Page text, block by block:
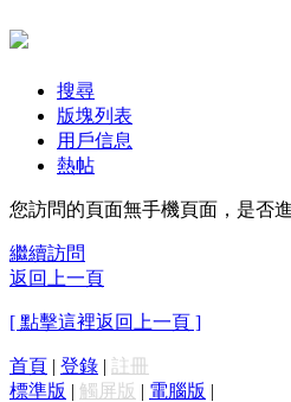
搜尋
版塊列表
用戶信息
熱帖
您訪問的頁面無手機頁面，是否
繼續訪問
返回上一頁
[ 點擊這裡返回上一頁 ]
首頁 | 登錄 | 註冊
標準版 | 觸屏版 | 電腦版 |